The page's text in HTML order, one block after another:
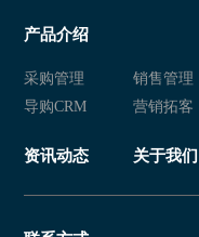
产品介绍
采购管理 销售管理
导购CRM
营销拓客
资讯动态 关于我们